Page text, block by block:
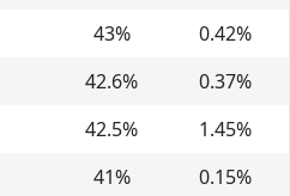
43% 0.42%
42.6% 0.37%
42.5% 1.45%
41% 0.15%